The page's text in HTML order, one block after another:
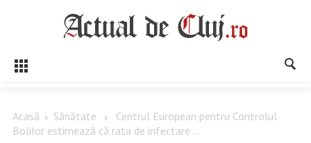
Acasă Sănătate
Centrul European pentru Controlul
Bolilor estimează că rata de infectare ...